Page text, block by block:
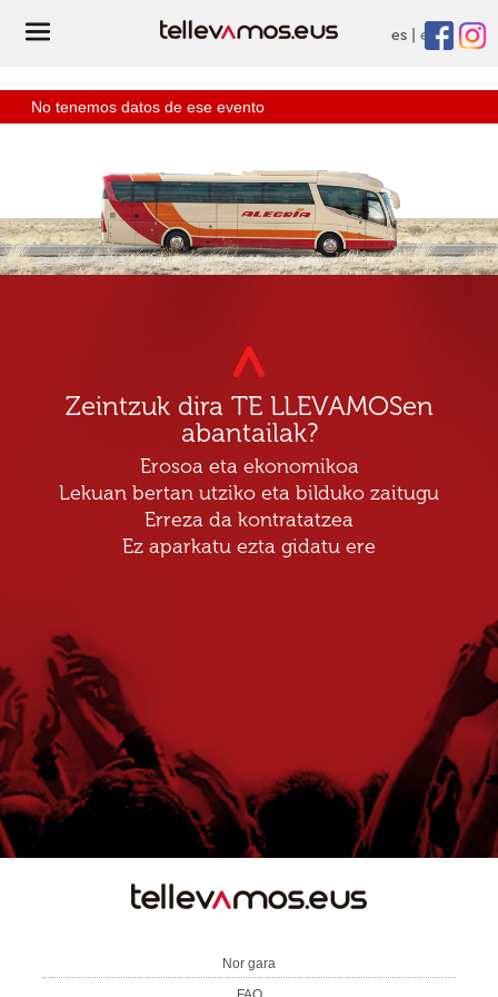
es eu
No tenemos datos de ese evento
Zeintzuk dira TE LLEVAMOSen
abantailak?
Erosoa eta ekonomikoa
Lekuan bertan utziko eta bilduko zaitugu
Erreza da kontratatzea
Ez aparkatu ezta gidatu ere
Nor gara